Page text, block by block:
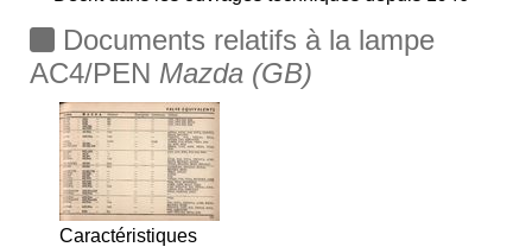
Documents relatifs à la lampe
AC4/PEN Mazda (GB)
Caractéristiques